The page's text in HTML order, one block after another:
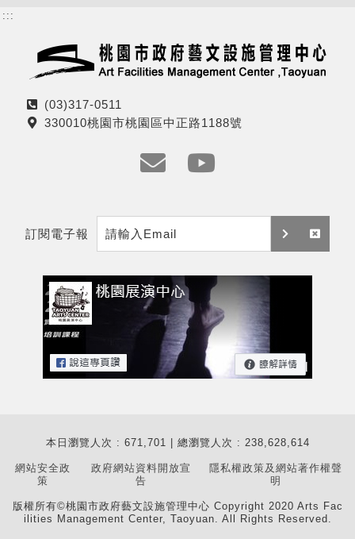
:::
電
話
(03)317-0511
地
330010桃園市桃園區中正路1188號
m
a
i
l
t
訂閱電子報
訂 取
本日瀏覽人次 : 671,701 | 總瀏覽人次 : 238,628,614
網站安全政
策
政府網站資料開放宣
告
隱私權政策及網站著作權聲
明
版權所有©桃園市政府藝文設施管理中心 Copyright 2020 Arts Fac
ilities Management Center, Taoyuan. All Rights Reserved.